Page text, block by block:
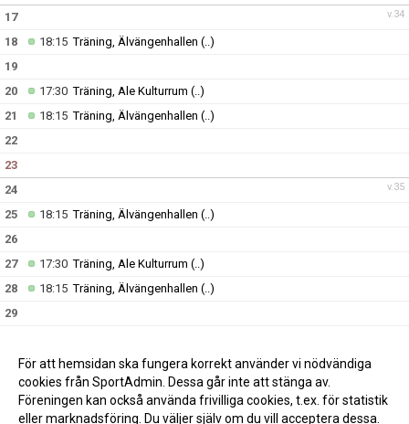
v.34
17
18
18:15Träning, Älvängenhallen (..)
19
20
17:30Träning, Ale Kulturrum (..)
21
18:15Träning, Älvängenhallen (..)
22
23
v.35
24
25
18:15Träning, Älvängenhallen (..)
26
27
17:30Träning, Ale Kulturrum (..)
28
18:15Träning, Älvängenhallen (..)
29
För att hemsidan ska fungera korrekt använder vi nödvändiga
cookies från SportAdmin. Dessa går inte att stänga av.
Föreningen kan också använda frivilliga cookies, t.ex. för statistik
eller marknadsföring. Du väljer själv om du vill acceptera dessa.